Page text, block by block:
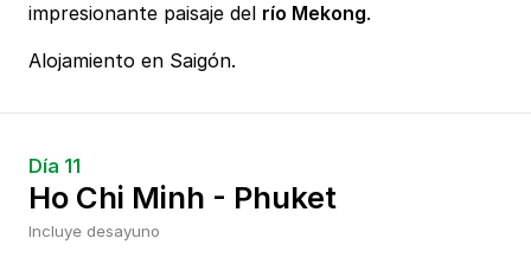
impresionante paisaje del río Mekong.
Alojamiento en Saigón.
Día 11
Ho Chi Minh - Phuket
Incluye desayuno